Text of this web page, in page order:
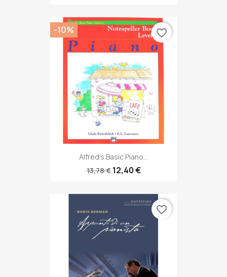
Alfred's Basic Piano...
13,78 € 12,40 €
-10% favorite_border
favorite_border